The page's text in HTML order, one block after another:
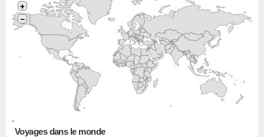
•
+
−
Voyages dans le monde